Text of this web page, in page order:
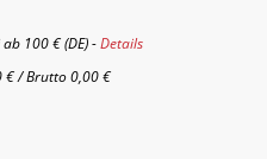
100 € (DE) -Details
€/ Brutto 0,00 €